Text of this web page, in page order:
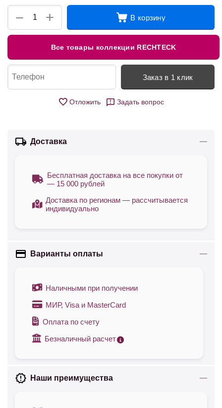
+
− В корзину
Все товары коллекции RECHTECK
Заказ в 1 клик
Отложить Задать вопрос
Доставка
Бесплатная доставка на все покупки от
— 15 000 рублей
Доставка по регионам — рассчитывается
индивидуально
Варианты оплаты
Наличными при получении
МИР, Visa и MasterCard
Оплата по счету
Безналичный расчет
Наши преимущества